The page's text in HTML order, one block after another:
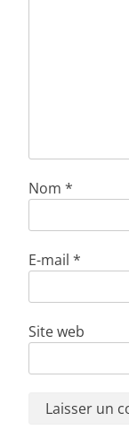
Nom *
E-mail *
Site web